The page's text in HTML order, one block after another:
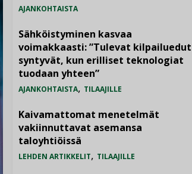
AJANKOHTAISTA
Sähköistyminen kasvaa
voimakkaasti: ”Tulevat kilpailuedut
syntyvät, kun erilliset teknologiat
tuodaan yhteen”
AJANKOHTAISTA, TILAAJILLE
Kaivamattomat menetelmät
vakiinnuttavat asemansa
taloyhtiöissä
LEHDEN ARTIKKELIT, TILAAJILLE